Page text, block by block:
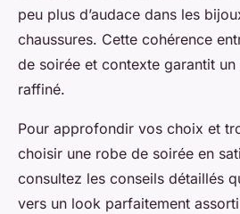
peu plus d’audace dans les
chaussures. Cette cohérence
de soirée et contexte garantit
raffiné.
Pour approfondir vos choix et
choisir une robe de soirée en
consultez les conseils détaillés
vers un look parfaitement